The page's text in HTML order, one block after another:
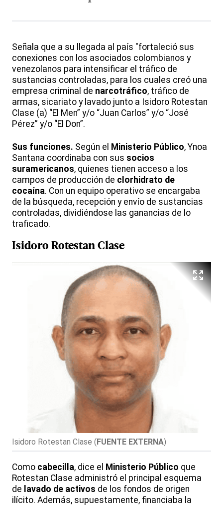
Señala que a su llegada al país "fortaleció sus
conexiones con los asociados colombianos y
venezolanos para intensificar el tráfico de
sustancias controladas, para los cuales creó una
empresa criminal de narcotráfico, tráfico de
armas, sicariato y lavado junto a Isidoro Rotestan
Clase (a) “El Men” y/o “Juan Carlos” y/o “José
Pérez” y/o “El Don”.
Sus funciones. Según el Ministerio Público, Ynoa
Santana coordinaba con sus socios
suramericanos, quienes tienen acceso a los
campos de producción de clorhidrato de
cocaína. Con un equipo operativo se encargaba
de la búsqueda, recepción y envío de sustancias
controladas, dividiéndose las ganancias de lo
traficado.
Isidoro Rotestan Clase
Isidoro Rotestan Clase (FUENTE EXTERNA)
Como cabecilla, dice el Ministerio Público que
Rotestan Clase administró el principal esquema
de lavado de activos de los fondos de origen
ilícito. Además, supuestamente, financiaba la